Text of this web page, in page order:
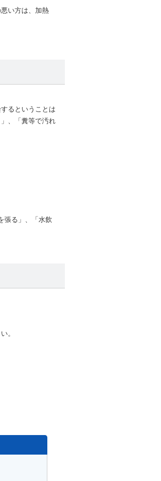
い方は、加熱
るということは
、「糞等で汚れ
張る」、「水飲
。